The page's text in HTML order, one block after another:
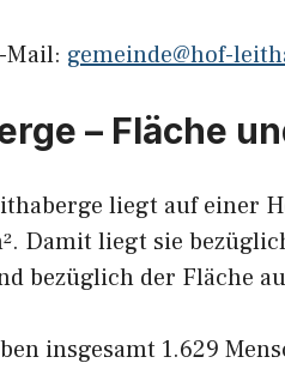
Mail: gemeinde@hof-
– Fläche
liegt auf einer
Damit liegt sie
bezüglich der Fläche
insgesamt 1.629